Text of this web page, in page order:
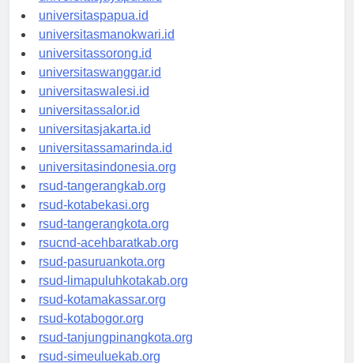
universitasjayapura.id
universitaspapua.id
universitasmanokwari.id
universitassorong.id
universitaswanggar.id
universitaswalesi.id
universitassalor.id
universitasjakarta.id
universitassamarinda.id
universitasindonesia.org
rsud-tangerangkab.org
rsud-kotabekasi.org
rsud-tangerangkota.org
rsucnd-acehbaratkab.org
rsud-pasuruankota.org
rsud-limapuluhkotakab.org
rsud-kotamakassar.org
rsud-kotabogor.org
rsud-tanjungpinangkota.org